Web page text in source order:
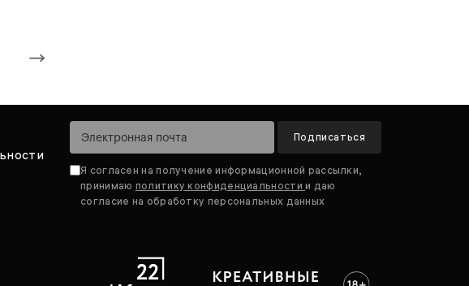
Подписаться
Я согласен на получение информационной рассылки,
принимаю политику конфиденциальностии даю
согласие на обработку персональных данных